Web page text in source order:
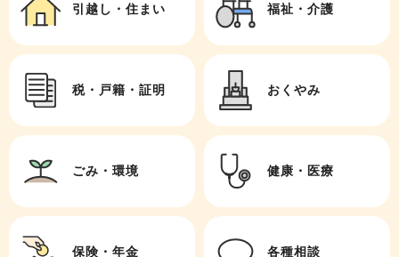
引越し・住まい 福祉・介護
税・戸籍・証明 おくやみ
ごみ・環境 健康・医療
保険・年金 各種相談